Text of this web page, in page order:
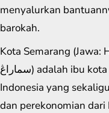
menyalurkan
barokah.
Kota Semarang
سماراڠ) adalah ibu kota Provinsi Jawa Tengah,
Indonesia yang
dan perekonomian dari